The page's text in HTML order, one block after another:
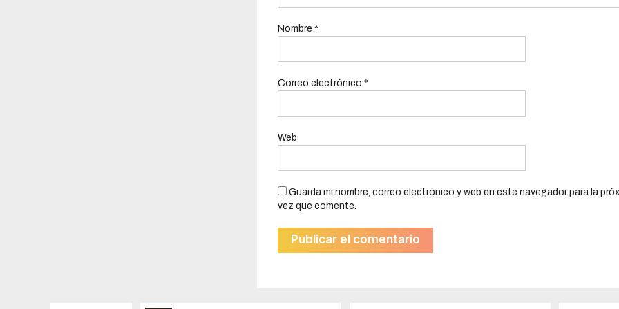
Nombre *
Correo electrónico *
Web
Guarda mi nombre, correo electrónico y web en este navegador para la
vez que comente.